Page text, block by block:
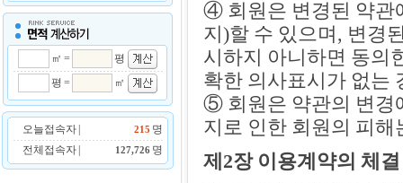
㎡ =
평
평 =
㎡
오늘접속자 | 215 명
전체접속자 |
127,726 명
④ 회원은 변경된 약관
지)할 수 있으며, 변경
시하지 아니하면 동의
확한 의사표시가 없는
⑤ 회원은 약관의 변경
지로 인한 회원의 피
제2장 이용계약의 체결